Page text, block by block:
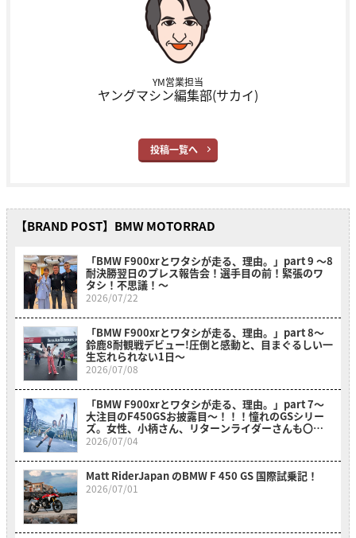
YM営業担当
ヤングマシン編集部(サカイ)
投稿一覧へ
【BRAND POST】BMW MOTORRAD
「BMW F900xrとワタシが走る、理由。」part 9 〜8
耐決勝翌日のプレス報告会！選手目の前！緊張のワ
タシ！不思議！〜
2026/07/22
「BMW F900xrとワタシが走る、理由。」part 8〜
鈴鹿8耐観戦デビュー!圧倒と感動と、目まぐるしい一
生忘れられない1日〜
2026/07/08
「BMW F900xrとワタシが走る、理由。」part 7～
大注目のF450GSお披露目～！！！憧れのGSシリー
ズ。女性、小柄さん、リターンライダーさんも〇〇
のおかげでスイスイ乗れそうだ？！～
2026/07/04
Matt RiderJapan のBMW F 450 GS 国際試乗記！
2026/07/01